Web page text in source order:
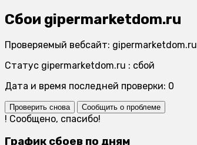
Сбои gipermarketdom.ru
Проверяемый вебсайт: gipermarketdom.ru
Статус gipermarketdom.ru : сбой
Дата и время последней проверки: 0
Проверить снова Сообщить о проблеме
! Сообщено, спасибо!
График сбоев по дням